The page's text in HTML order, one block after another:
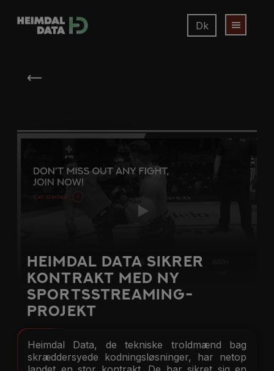
Dk
Heimdal Data Sikrer
Kontrakt med Ny
Sportsstreaming-
projekt
Heimdal Data, de tekniske troldmænd bag
skræddersyede kodningsløsninger, har netop